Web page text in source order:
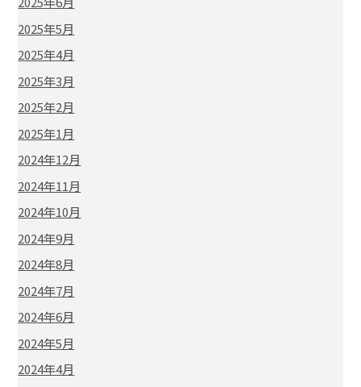
2025年5月
2025年4月
2025年3月
2025年2月
2025年1月
2024年12月
2024年11月
2024年10月
2024年9月
2024年8月
2024年7月
2024年6月
2024年5月
2024年4月